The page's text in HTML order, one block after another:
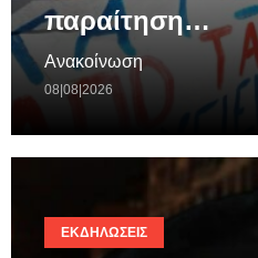
παραίτηση…
Ανακοίνωση
08|08|2026
ΕΚΔΗΛΏΣΕΙΣ